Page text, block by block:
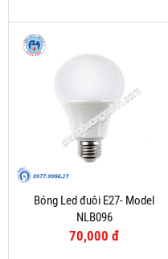
Bóng Led đuôi E27- Model
NLB096
70,000 đ